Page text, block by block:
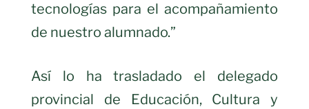
tecnologías para el acompañamiento
de nuestro alumnado.”
Así lo ha trasladado el delegado
provincial de Educación, Cultura y